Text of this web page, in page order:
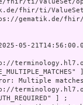
gematik.de/fhir/
05-